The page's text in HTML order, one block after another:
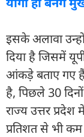
इसके अलावा
दिया है जिसमें
आंकड़े बताए गए
है, पिछले 30
राज्य उत्तर
प्रतिशत से भी कम